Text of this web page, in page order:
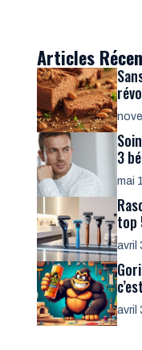
Articles
3
mai
top
avril
avril